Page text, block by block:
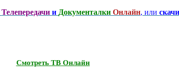
Телепередачи и Документалки Онлайн, или
Смотреть ТВ Онлайн